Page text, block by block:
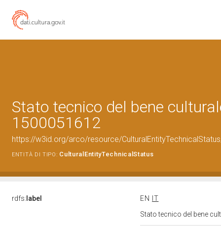
Stato tecnico del bene
1500051612
https://w3id.org/arco/resource/
ENTITÀ DI TIPO: CulturalEntityTechnicalStatus
rdfs: label EN
IT
Stato tecnico del bene